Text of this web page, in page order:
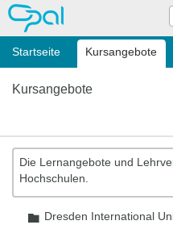
OPAL
Startseite Kursangebote
Kursangebote
Die Lernangebote und
Hochschulen.
Ordner
Dresden International